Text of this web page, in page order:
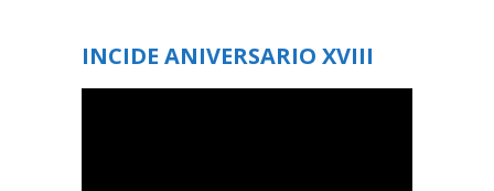
INCIDE ANIVERSARIO XVIII